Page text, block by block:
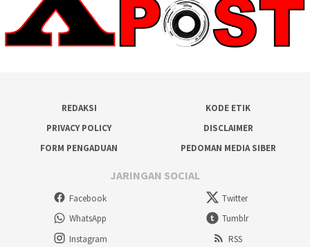
REDAKSI
KODE ETIK
PRIVACY POLICY
DISCLAIMER
FORM PENGADUAN
PEDOMAN MEDIA SIBER
JARINGAN SOCIAL
Facebook
Twitter
WhatsApp
Tumblr
Instagram
RSS